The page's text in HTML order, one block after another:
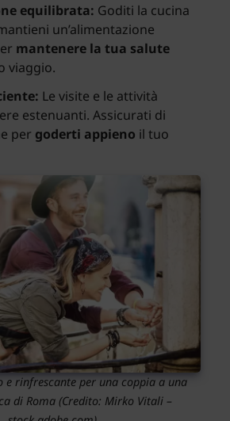
equilibrata: Goditi la cucina
un’alimentazione
mantenere la tua salute
viaggio.
Le visite e le attività
estenuanti. Assicurati di
per goderti appieno il tuo
e rinfrescante per una coppia a una
di Roma (Credito: Mirko Vitali –